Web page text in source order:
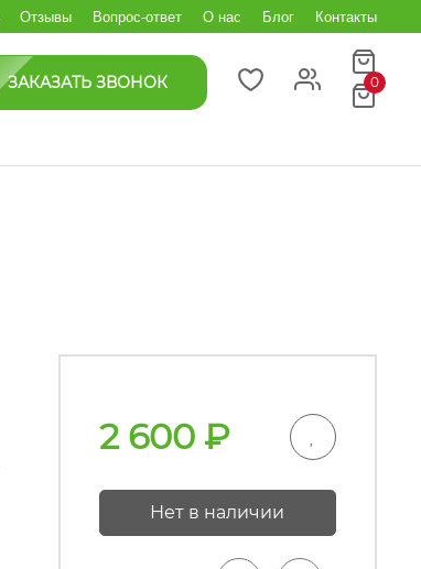
Отзывы Вопрос-ответ О нас Блог Контакты
ЗАКАЗАТЬ ЗВОНОК 0
2 600₽
Нет в наличии